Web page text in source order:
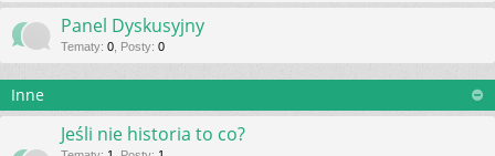
Panel Dyskusyjny
Tematy: 0 Posty: 0
Inne
Jeśli nie historia to co?